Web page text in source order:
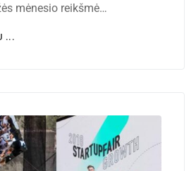
mėnesio reikšmė…
...